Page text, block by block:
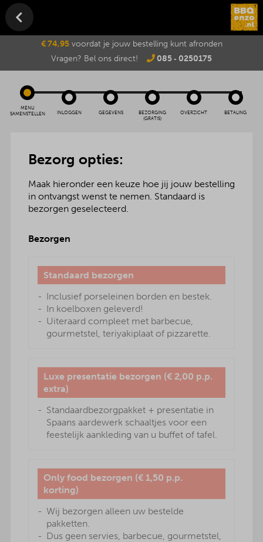
€ 74,95voordat je jouw bestelling kunt afronden
Vragen? Bel ons direct!
085 ‑ 0250175
MENU
SAMENSTELLEN
INLOGGEN GEGEVENS
BEZORGING
(GRATIS)
OVERZICHT BETALING
Bezorg opties:
Maak hieronder een keuze hoe jij jouw bestelling
in ontvangst wenst te nemen. Standaard is
bezorgen geselecteerd.
Bezorgen
Standaard bezorgen
Inclusief porseleinen borden en bestek.
In koelboxen geleverd!
Uiteraard compleet met barbecue,
gourmetstel, teriyakiplaat of pizzarette.
Luxe presentatie bezorgen (€ 2,00 p.p.
extra)
Standaardbezorgpakket + presentatie in
Spaans aardewerk schaaltjes voor een
feestelijk aankleding van u buffet of tafel.
Only food bezorgen (€ 1,50 p.p.
korting)
Wij bezorgen alleen uw bestelde
pakketten.
Dus geen servies, barbecue, gourmetstel,